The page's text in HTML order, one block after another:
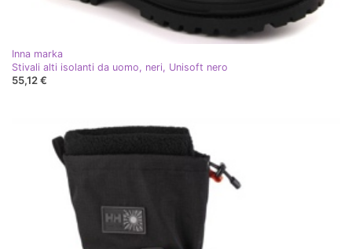
Inna marka
Stivali alti isolanti da uomo, neri, Unisoft nero
55,12 €